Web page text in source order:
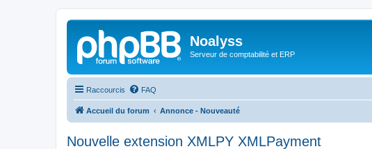
Noalyss
Serveur de comptabilité et ERP
Raccourcis FAQ
Accueil du forum Annonce - Nouveauté
Nouvelle extension XMLPY XMLPayment